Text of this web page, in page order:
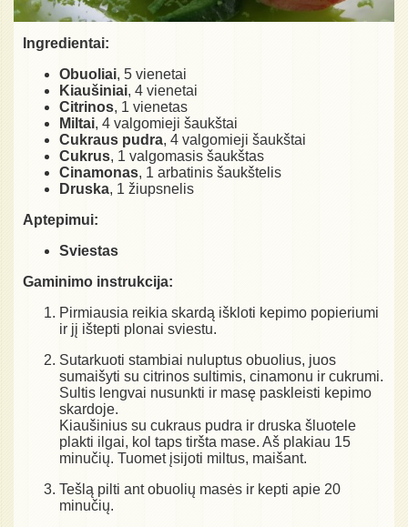
Ingredientai:
Obuoliai, 5 vienetai
Kiaušiniai, 4 vienetai
Citrinos, 1 vienetas
Miltai, 4 valgomieji šaukštai
Cukraus pudra, 4 valgomieji šaukštai
Cukrus, 1 valgomasis šaukštas
Cinamonas, 1 arbatinis šaukštelis
Druska, 1 žiupsnelis
Aptepimui:
Sviestas
Gaminimo instrukcija:
Pirmiausia reikia skardą iškloti kepimo popieriumi
ir jį ištepti plonai sviestu.
Sutarkuoti stambiai nuluptus obuolius, juos
sumaišyti su citrinos sultimis, cinamonu ir cukrumi.
Sultis lengvai nusunkti ir masę paskleisti kepimo
skardoje.
Kiaušinius su cukraus pudra ir druska šluotele
plakti ilgai, kol taps tiršta mase. Aš plakiau 15
minučių. Tuomet įsijoti miltus, maišant.
Tešlą pilti ant obuolių masės ir kepti apie 20
minučių.